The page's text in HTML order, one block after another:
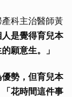
科主治醫師黃
人是覺得育兒本
願意生。」
勢，但育兒本
花時間這件事